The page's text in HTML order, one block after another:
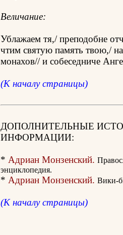
Величание:
Ублажаем тя,/ преподобне
чтим святую память твою,/
монахов// и собеседниче
(К началу страницы)
ДОПОЛНИТЕЛЬНЫЕ
ИНФОРМАЦИИ:
* Адриан Монзенский.
энциклопедия.
* Адриан Монзенский. Вики-
(К началу страницы)